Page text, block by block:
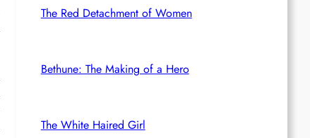
The Red Detachment of Women
Bethune: The Making of a Hero
The White Haired Girl